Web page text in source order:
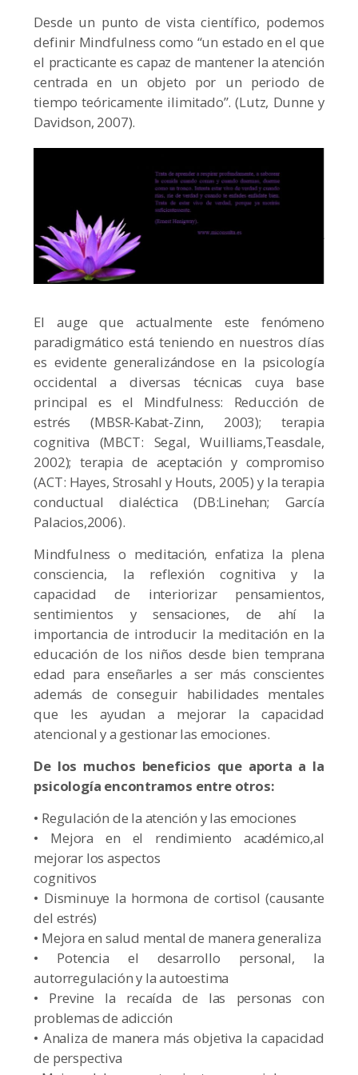
Desde un punto de vista científico, podemos
definir Mindfulness como “un estado en el que
el practicante es capaz de mantener la atención
centrada en un objeto por un periodo de
tiempo teóricamente ilimitado”. (Lutz, Dunne y
Davidson, 2007).
El auge que actualmente este fenómeno
paradigmático está teniendo en nuestros días
es evidente generalizándose en la psicología
occidental a diversas técnicas cuya base
principal es el Mindfulness: Reducción de
estrés (MBSR-Kabat-Zinn, 2003); terapia
cognitiva (MBCT: Segal, Wuilliams,Teasdale,
2002); terapia de aceptación y compromiso
(ACT: Hayes, Strosahl y Houts, 2005) y la terapia
conductual dialéctica (DB:Linehan; García
Palacios,2006).
Mindfulness o meditación, enfatiza la plena
consciencia, la reflexión cognitiva y la
capacidad de interiorizar pensamientos,
sentimientos y sensaciones, de ahí la
importancia de introducir la meditación en la
educación de los niños desde bien temprana
edad para enseñarles a ser más conscientes
además de conseguir habilidades mentales
que les ayudan a mejorar la capacidad
atencional y a gestionar las emociones.
De los muchos beneficios que aporta a la
psicología encontramos entre otros:
• Regulación de la atención y las emociones
• Mejora en el rendimiento académico,al
mejorar los aspectos
cognitivos
• Disminuye la hormona de cortisol (causante
del estrés)
• Mejora en salud mental de manera generaliza
• Potencia el desarrollo personal, la
autorregulación y la autoestima
• Previne la recaída de las personas con
problemas de adicción
• Analiza de manera más objetiva la capacidad
de perspectiva